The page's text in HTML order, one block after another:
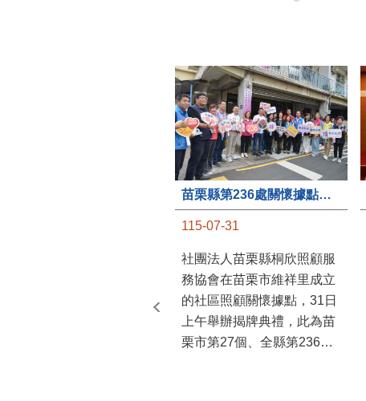
苗栗縣第236處關懷據點在苗栗市維祥里揭牌
115-07-31
社團法人苗栗縣桐欣照顧服
務協會在苗栗市維祥里成立
的社區照顧關懷據點，31日
上午舉辦揭牌典禮，此為苗
栗市第27個、全縣第236處